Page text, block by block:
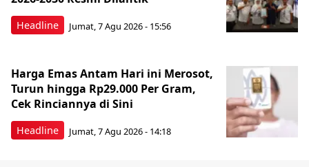
Headline Jumat, 7 Agu 2026 - 15:56
Headline
Harga Emas Antam Hari ini Merosot,
Turun hingga Rp29.000 Per Gram,
Cek Rinciannya di Sini
Jumat, 7 Agu 2026 - 14:18